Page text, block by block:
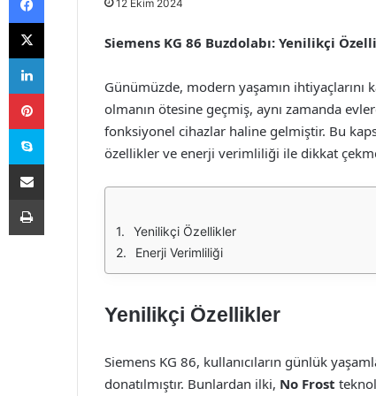
12 Ekim 2024
Siemens KG 86 Buzdolabı: Yenilikçi
Günümüzde, modern yaşamın ihtiyaçlarını
olmanın ötesine geçmiş, aynı zamanda
fonksiyonel cihazlar haline gelmiştir. Bu
özellikler ve enerji verimliliği ile dikkat
Yenilikçi Özellikler
Enerji Verimliliği
Yenilikçi Özellikler
Siemens KG 86, kullanıcıların günlük
donatılmıştır. Bunlardan ilki, No Frost
X
LinkedIn
Pinterest
Skype
E-Posta ile paylaş